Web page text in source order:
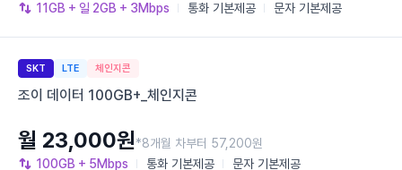
11GB + 일 2GB + 3Mbps 통화 기본제공 문자 기본제공
SKT LTE 체인지콘
조이 데이터 100GB+_체인지콘
100GB + 5Mbps 통화 기본제공 문자 기본제공
월 23,000원*8개월 차부터 57,200원